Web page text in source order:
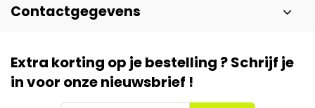
Contactgegevens
Extra korting op je bestelling ? Schrijf je
in voor onze nieuwsbrief !